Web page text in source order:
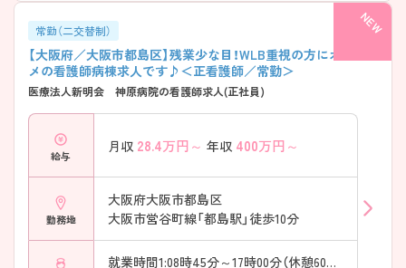
常勤（二交替制）
【大阪府／大阪市都島区】残業少な目！WLB重視の方にオスス
メの看護師病棟求人です♪＜正看護師／常勤＞
医療法人新明会 神原病院の看護師求人(正社員)
給与
月収 28.4万円～ 年収 400万円～
勤務地
大阪府大阪市都島区
大阪市営谷町線「都島駅」徒歩10分
就業時間1:08時45分～17時00分（休憩60分）